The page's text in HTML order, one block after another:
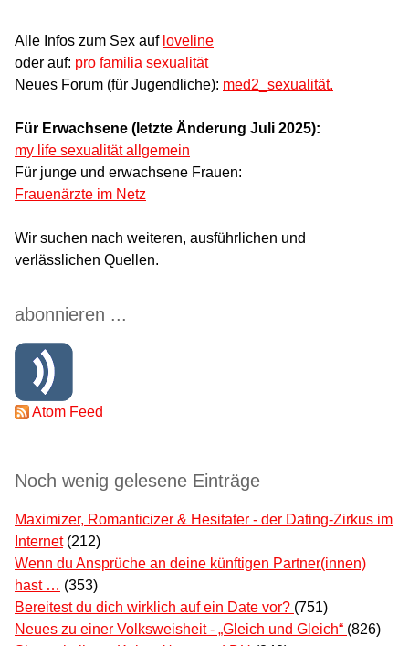
Alle Infos zum Sex auf loveline
oder auf: pro familia sexualität
Neues Forum (für Jugendliche): med2_sexualität.
Für Erwachsene (letzte Änderung Juli 2025):
my life sexualität allgemein
Für junge und erwachsene Frauen:
Frauenärzte im Netz
Wir suchen nach weiteren, ausführlichen und
verlässlichen Quellen.
abonnieren ...
Atom Feed
Noch wenig gelesene Einträge
Maximizer, Romanticizer & Hesitater - der Dating-Zirkus im
Internet (212)
Wenn du Ansprüche an deine künftigen Partner(innen)
hast … (353)
Bereitest du dich wirklich auf ein Date vor? (751)
Neues zu einer Volksweisheit - „Gleich und Gleich“ (826)